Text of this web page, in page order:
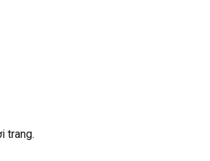
trang.